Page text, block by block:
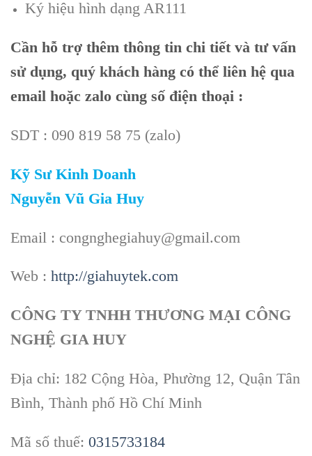
Ký hiệu hình dạng AR111
Cần hỗ trợ thêm thông tin chi tiết và tư vấn
sử dụng, quý khách hàng có thể liên hệ qua
email hoặc zalo cùng số điện thoại :
SDT : 090 819 58 75 (zalo)
Kỹ Sư Kinh Doanh
Nguyễn Vũ Gia Huy
Email : congnghegiahuy@gmail.com
Web : http://giahuytek.com
CÔNG TY TNHH THƯƠNG MẠI CÔNG
NGHỆ GIA HUY
Địa chỉ: 182 Cộng Hòa, Phường 12, Quận Tân
Bình, Thành phố Hồ Chí Minh
Mã số thuế: 0315733184